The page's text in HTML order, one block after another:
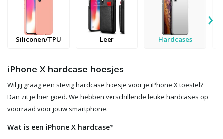
Siliconen/TPU Leer Hardcases
›
iPhone X hardcase hoesjes
Wil jij graag een stevig hardcase hoesje voor je iPhone X toestel?
Dan zit je hier goed. We hebben verschillende leuke hardcases op
voorraad voor jouw smartphone.
Wat is een iPhone X hardcase?